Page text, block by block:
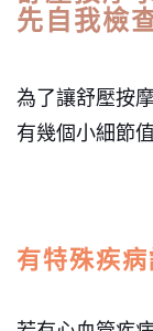
先自我檢
為了讓舒壓按
有幾個小細節
有特殊疾